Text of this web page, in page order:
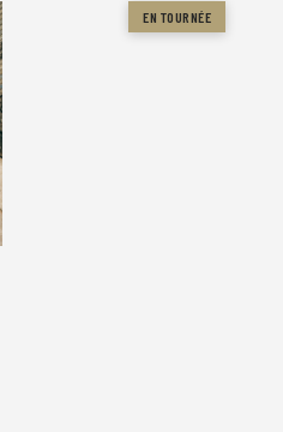
EN TOURNÉE